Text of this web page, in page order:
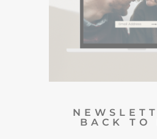
BACK TO
Un Newsletter in
experiente si viziuni
care te poti
dezabona